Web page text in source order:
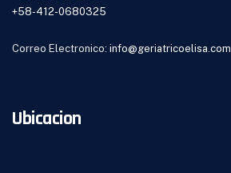
+58-412-0680325
Correo Electronico: info@geriatricoelisa.com
Ubicacion